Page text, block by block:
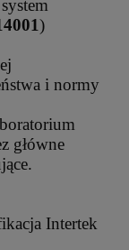
)
i normy
główne
Intertek